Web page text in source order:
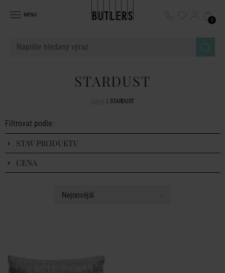
MENU
0
STARDUST
Domů STARDUST
Filtrovat podle:
STAV PRODUKTU
CENA